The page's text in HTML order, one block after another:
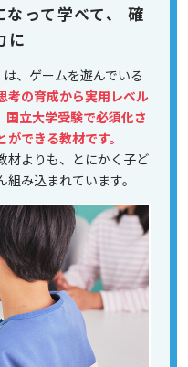
って学べて、
確
に
、ゲームを遊んでいる
考の育成から実用レベル
国立大学受験で必須化さ
できる教材です。
材よりも、とにかく子ど
み込まれています。